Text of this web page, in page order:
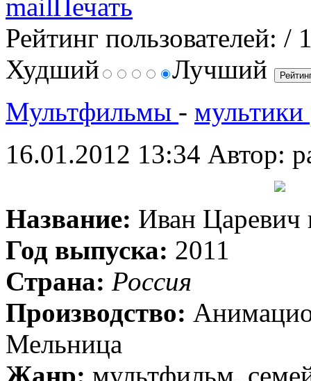
Рейтинг пользователей: /
Худший
Лучший
Мультфильмы - мультики
16.01.2012 13:34 Автор:
Название: Иван
Год выпуска: 2011
Страна: Россия
Производство:
Мельница